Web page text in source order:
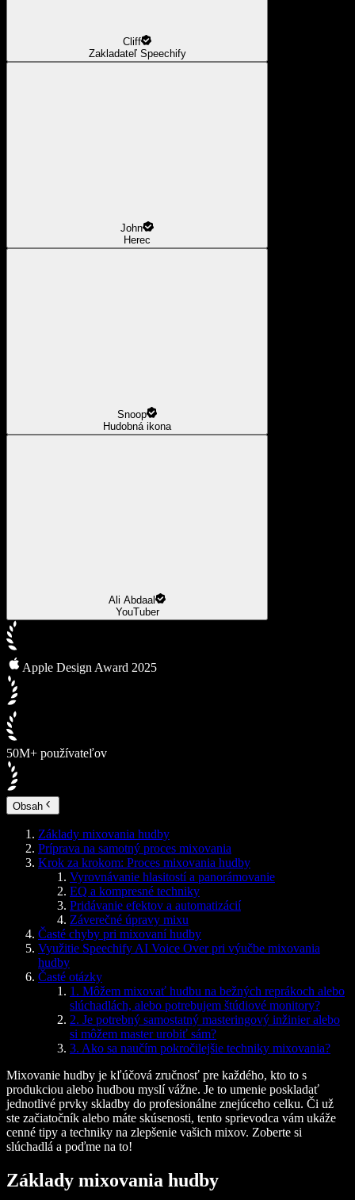
Cliff
Zakladateľ Speechify
John
Herec
Snoop
Hudobná ikona
Ali Abdaal
YouTuber
Apple Design Award 2025
50M+ používateľov
Obsah
Základy mixovania hudby
Príprava na samotný proces mixovania
Krok za krokom: Proces mixovania hudby
Vyrovnávanie hlasitostí a panorámovanie
EQ a kompresné techniky
Pridávanie efektov a automatizácií
Záverečné úpravy mixu
Časté chyby pri mixovaní hudby
Využitie Speechify AI Voice Over pri výučbe mixovania
hudby
Časté otázky
1. Môžem mixovať hudbu na bežných reprákoch alebo
slúchadlách, alebo potrebujem štúdiové monitory?
2. Je potrebný samostatný masteringový inžinier alebo
si môžem master urobiť sám?
3. Ako sa naučím pokročilejšie techniky mixovania?
Mixovanie hudby je kľúčová zručnosť pre každého, kto to s
produkciou alebo hudbou myslí vážne. Je to umenie poskladať
jednotlivé prvky skladby do profesionálne znejúceho celku. Či už
ste začiatočník alebo máte skúsenosti, tento sprievodca vám ukáže
cenné tipy a techniky na zlepšenie vašich mixov. Zoberte si
slúchadlá a poďme na to!
Základy mixovania hudby